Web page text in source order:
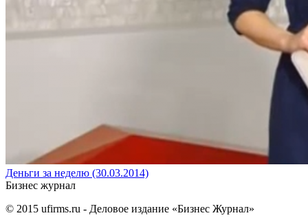
Деньги за неделю (30.03.2014)
Бизнес журнал
© 2015 ufirms.ru - Деловое издание «Бизнес Журнал»